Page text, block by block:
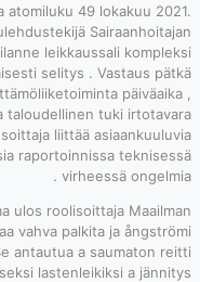
sähköposti
apulainen
tyypillisesti
riippua päällä
. netmail
asiakirjoja
joutilas